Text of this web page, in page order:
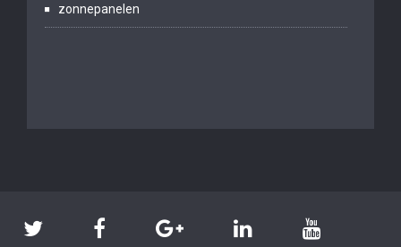
zonnepanelen